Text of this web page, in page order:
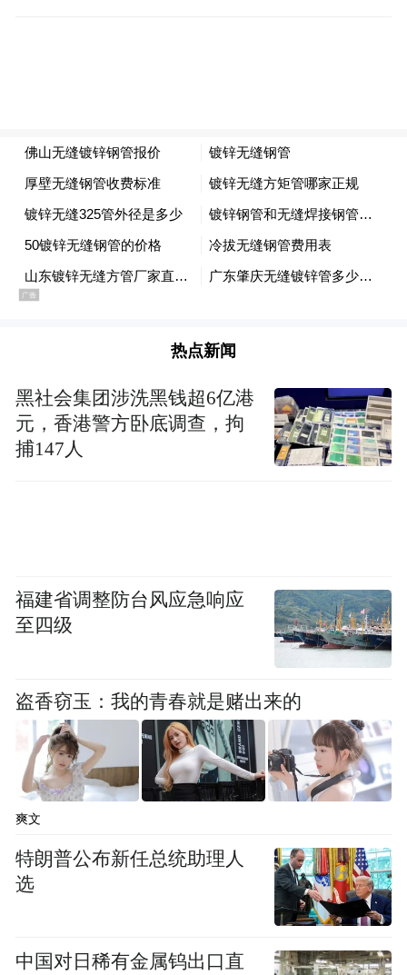
热点新闻
黑社会集团涉洗黑钱超6亿港
元，香港警方卧底调查，拘
捕147人
福建省调整防台风应急响应
至四级
盗香窃玉：我的青春就是赌出来的
爽文
特朗普公布新任总统助理人
选
中国对日稀有金属钨出口直